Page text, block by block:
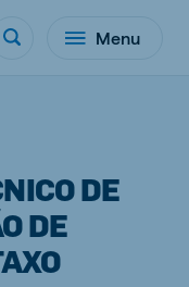
Menu
DE
DE